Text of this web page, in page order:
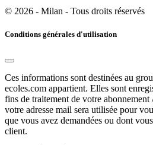
© 2026 - Milan - Tous droits réservés
Conditions générales d'utilisation
Ces informations sont destinées au
ecoles.com appartient. Elles sont
fins de traitement de votre abonnement
votre adresse mail sera utilisée pour
que vous avez demandées ou dont
client.